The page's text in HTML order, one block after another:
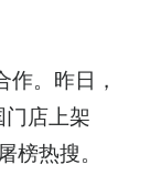
。昨日，
门店上架
榜热搜。